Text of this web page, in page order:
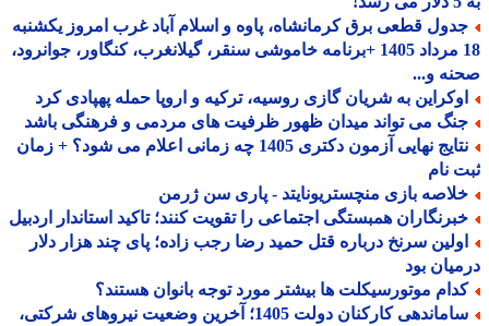
قطعی برق کرمانشاه، پاوه و اسلام آباد غرب امروز یکشنبه
18 مرداد 1405 +برنامه خاموشی سنقر، گیلانغرب، کنگاور، جوانرود،
و...
به شریان گازی روسیه، ترکیه و اروپا حمله پهپادی کرد
می تواند میدان ظهور ظرفیت های مردمی و فرهنگی باشد
نتایج نهایی آزمون دکتری 1405 چه زمانی اعلام می شود؟ + زمان
نام
بازی منچستریونایتد - پاری سن ژرمن
همبستگی اجتماعی را تقویت کنند؛ تاکید استاندار اردبیل
سرنخ درباره قتل حمید رضا رجب زاده؛ پای چند هزار دلار
بود
موتورسیکلت ها بیشتر مورد توجه بانوان هستند؟
ساماندهی کارکنان دولت 1405؛ آخرین وضعیت نیروهای شرکتی،